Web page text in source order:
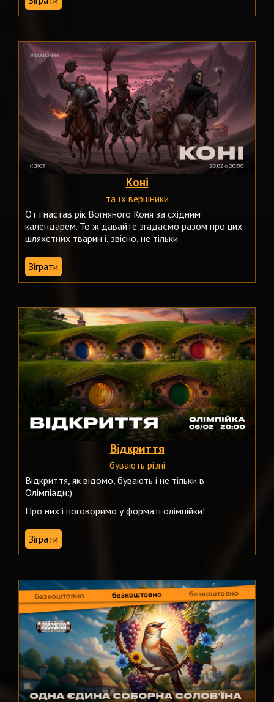
Коні
та їх вершники
От і настав рік Вогняного Коня за східним
календарем. То ж давайте згадаємо разом про цих
шляхетних тварин і, звісно, не тільки.
Зіграти
Відкриття
бувають різні
Відкриття, як відомо, бувають і не тільки в
Олімпіади:)
Про них і поговоримо у форматі олімпійки!
Зіграти